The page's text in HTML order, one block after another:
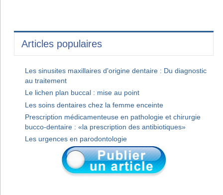
Articles populaires
Les sinusites maxillaires d'origine dentaire : Du diagnostic
au traitement
Le lichen plan buccal : mise au point
Les soins dentaires chez la femme enceinte
Prescription médicamenteuse en pathologie et chirurgie
bucco-dentaire : «la prescription des antibiotiques»
Les urgences en parodontologie